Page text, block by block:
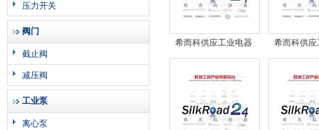
压力开关
阀门
截止阀
减压阀
工业泵
离心泵
希而科供应工业电器
KUKA 100493
希而科供